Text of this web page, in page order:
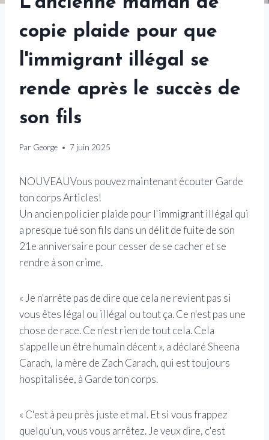
copie plaide pour que
l'immigrant illégal se
rende après le succès de
son fils
Par George 7 juin 2025
NOUVEAUVous pouvez maintenant écouter Garde
ton corps Articles!
Un ancien policier plaide pour l'immigrant illégal qui
a presque tué son fils dans un délit de fuite de son
21e anniversaire pour cesser de se cacher et se
rendre à son crime.
« Je n'arrête pas de dire que cela ne revient pas si
vous êtes légal ou illégal ou tout ça. Ce n'est pas une
chose de race. Ce n'est rien de tout cela. Cela
s'appelle un être humain décent », a déclaré Sheena
Carach, la mère de Zach Carach, qui est toujours
hospitalisée, à Garde ton corps.
« C'est à peu près juste et mal. Et si vous frappez
quelqu'un, vous vous arrêtez. Je veux dire, c'est